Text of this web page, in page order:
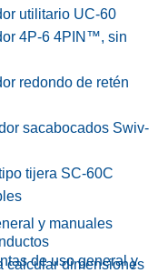
utilitario UC-60
4P-6 4PIN™, sin
redondo de retén
sacabocados Swiv-
tijera SC-60C
calcular dimensiones
y manuales
de uso general y